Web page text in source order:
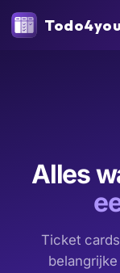
Todo4you
Alles
Ticket